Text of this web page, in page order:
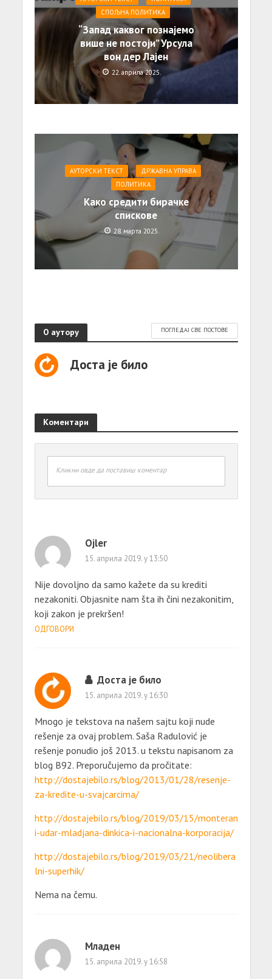
СПОЉНА ПОЛИТИКА
“Запад каквог познајемо
више не постоји” Урсула
вон дер Лајен
22. априла 2025.
АУТОРСКИ ТЕКСТ
ДРЖАВНА УПРАВА
ПОЛИТИКА
Како средити бирачке
спискове
28. марта 2025.
О аутору ПОГЛЕДАЈ СВЕ ПОСТОВЕ
Доста је било
Коментари
Кликни овде да поставиш коментар
Ojler
15. априла 2019. у 13:50
Nije dovoljno da samo kažete da su krediti
nezakoniti. Objasnite nam šta ih čini nezakonitim,
koji zakon je prekršen!
ОДГОВОРИ
Доста је било
15. априла 2019. у 16:30
Mnogo je tekstova na našem sajtu koji nude
rešenje za ovaj problem. Saša Radulović je
rešenje ponudio još 2013. u tekstu napisanom za
blog B92. Preporučujemo da pročitate:
http://dostajebilo.rs/blog/2013/01/28/resenje-
za-kredite-u-svajcarcima/
http://dostajebilo.rs/blog/2019/03/15/monteran
i-udar-mladjana-dinkica-i-nacionalna-korporacija/
http://dostajebilo.rs/blog/2019/03/21/neolibera
lni-superhik/
Nema na čemu.
Младен
15. априла 2019. у 16:58